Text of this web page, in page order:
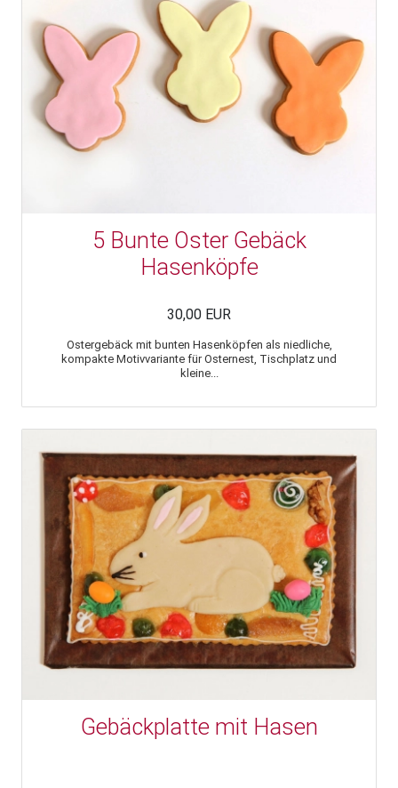
5 Bunte Oster Gebäck
Hasenköpfe
30,00 EUR
Ostergebäck mit bunten Hasenköpfen als niedliche,
kompakte Motivvariante für Osternest, Tischplatz und
kleine...
Gebäckplatte mit Hasen